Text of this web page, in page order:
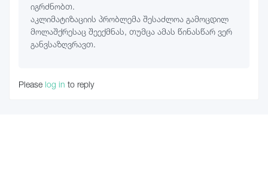
იგრძნობთ.
აკლიმატიზაციის პრობლემა შესაძლოა გამოცდილ
მოლაშქრესაც შეექმნას, თუმცა ამას წინასწარ ვერ
განვსაზღვრავთ.
Please log in to reply